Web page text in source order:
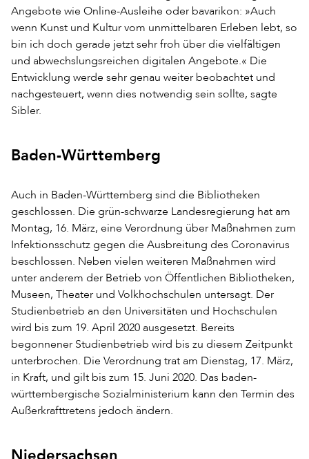
Angebote wie Online-Ausleihe oder bavarikon: »Auch
wenn Kunst und Kultur vom unmittelbaren Erleben lebt, so
bin ich doch gerade jetzt sehr froh über die vielfältigen
und abwechslungsreichen digitalen Angebote.« Die
Entwicklung werde sehr genau weiter beobachtet und
nachgesteuert, wenn dies notwendig sein sollte, sagte
Sibler.
Baden-Württemberg
Auch in Baden-Württemberg sind die Bibliotheken
geschlossen. Die grün-schwarze Landesregierung hat am
Montag, 16. März, eine Verordnung über Maßnahmen zum
Infektionsschutz gegen die Ausbreitung des Coronavirus
beschlossen. Neben vielen weiteren Maßnahmen wird
unter anderem der Betrieb von Öffentlichen Bibliotheken,
Museen, Theater und Volkhochschulen untersagt. Der
Studienbetrieb an den Universitäten und Hochschulen
wird bis zum 19. April 2020 ausgesetzt. Bereits
begonnener Studienbetrieb wird bis zu diesem Zeitpunkt
unterbrochen. Die Verordnung trat am Dienstag, 17. März,
in Kraft, und gilt bis zum 15. Juni 2020. Das baden-
württembergische Sozialministerium kann den Termin des
Außerkrafttretens jedoch ändern.